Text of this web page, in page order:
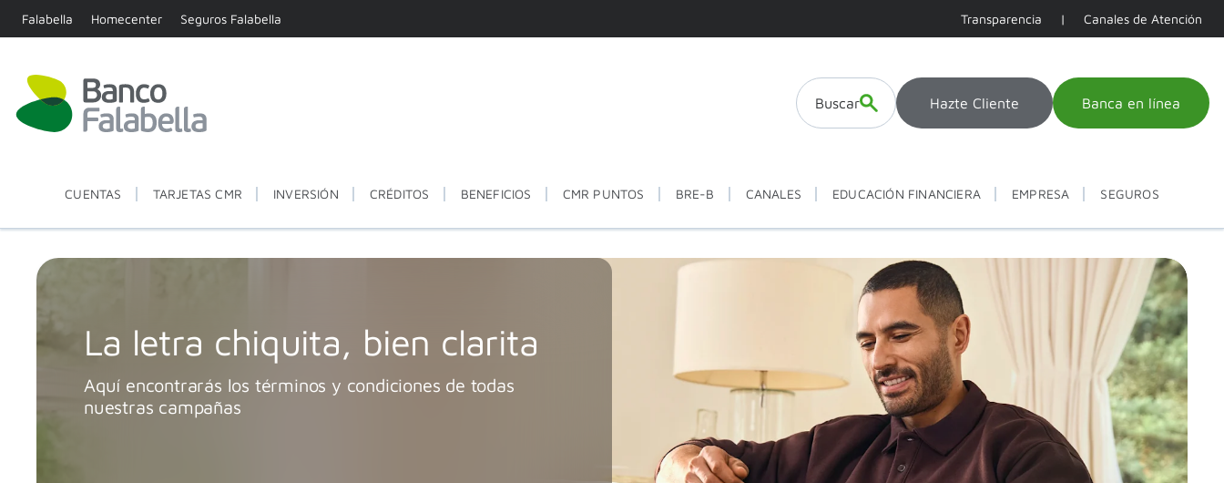
Falabella Homecenter Seguros Falabella Transparencia | Canales de Atención
Buscar Hazte Cliente Banca en línea
CUENTAS TARJETAS CMR INVERSIÓN CRÉDITOS BENEFICIOS CMR PUNTOS BRE-B CANALES EDUCACIÓN FINANCIERA EMPRESA SEGUROS
La letra chiquita, bien clarita
Aquí encontrarás los términos y condiciones de todas
nuestras campañas